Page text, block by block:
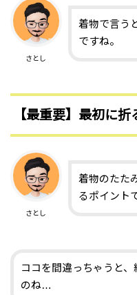
さとし
着物で言う
ですね。
【最重要】最初に折
さとし
着物のたた
るポイント
ココを間違っちゃうと
のね…